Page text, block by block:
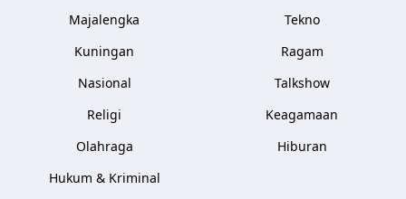
Majalengka
Kuningan
Nasional
Religi
Olahraga
Hukum & Kriminal
Tekno
Ragam
Talkshow
Keagamaan
Hiburan